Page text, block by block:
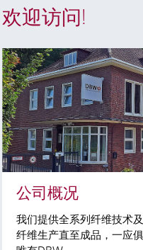
欢迎访问!
公司概况
我们提供全系列纤维技术
纤维生产直至成品，一应